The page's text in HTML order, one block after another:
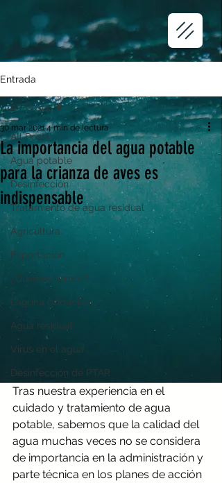
Entrada
All Posts
Agua potable
Desinfección
Tratamiento de agua residual
Agricultura
Exportación
¿Quiénes somos?
Laguna oxidación
Agua residual
Virus en el agua
Desinfección de PTAR
All Posts
La importancia del agua potable
para la crianza de aves es
indispensable
30 mar 20214 min de lectura
Tras nuestra experiencia en el
cuidado y tratamiento de agua
potable, sabemos que la calidad del
agua muchas veces no se considera
de importancia en la administración y
parte técnica en los planes de acción